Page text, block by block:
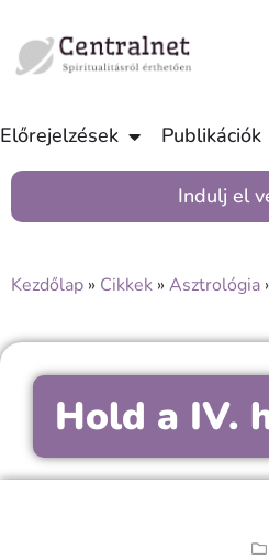
Előrejelzések Publikációk
Indulj el
Kezdőlap » Cikkek » Asztrológia
Hold a IV.